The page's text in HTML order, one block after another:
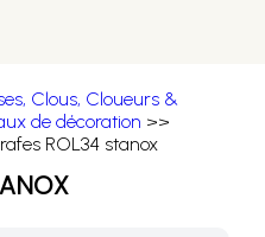
Clous, Cloueurs &
de décoration >>
ROL34 stanox